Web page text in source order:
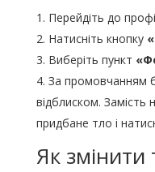
Перейдіть до
Натисніть кнопку
Виберіть пункт
За промовчанням
відблиском. Замість
придбане тло і
Як